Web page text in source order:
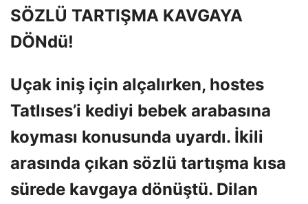
SÖZLÜ TARTIŞMA KAVGAYA
DÖNdü!
Uçak iniş için alçalırken, hostes
Tatlıses’i kediyi bebek arabasına
koyması konusunda uyardı. İkili
arasında çıkan sözlü tartışma kısa
sürede kavgaya dönüştü. Dilan